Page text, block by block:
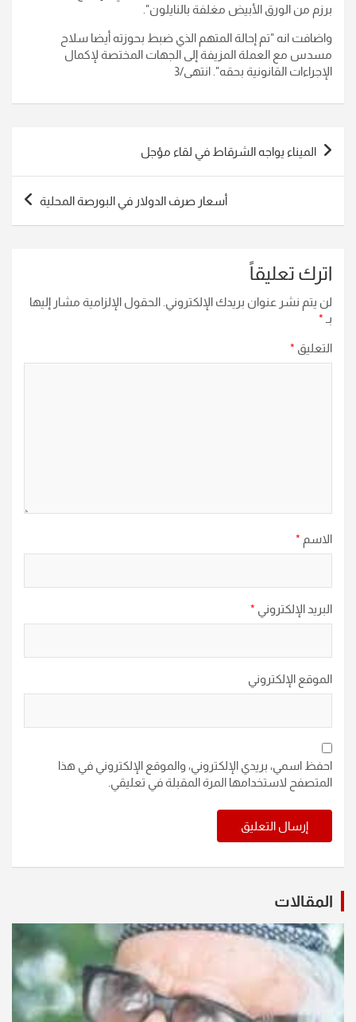
برزم من الورق الأبيض مغلفة بالنايلون".
واضافت انه "تم إحالة المتهم الذي ضبط بحوزته أيضا سلاح
مسدس مع العملة المزيفة إلى الجهات المختصة لإكمال
الإجراءات القانونية بحقه". انتهى/3
تصفّح
المقالات
الميناء يواجه الشرقاط في لقاء مؤجل
أسعار صرف الدولار في البورصة المحلية
اترك تعليقاً
لن يتم نشر عنوان بريدك الإلكتروني. الحقول الإلزامية مشار إليها
بـ *
التعليق *
الاسم *
البريد الإلكتروني *
الموقع الإلكتروني
احفظ اسمي، بريدي الإلكتروني، والموقع الإلكتروني في هذا
المتصفح لاستخدامها المرة المقبلة في تعليقي.
المقالات